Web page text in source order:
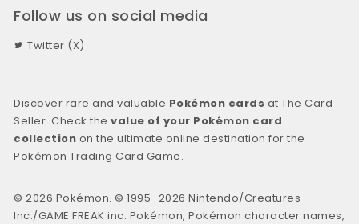
Follow us on social media
Twitter (X)
Discover rare and valuable Pokémon cards at The Card
Seller. Check thevalue of your Pokémon card
collection on the ultimate online destination for the
Pokémon Trading Card Game.
© 2026 Pokémon. © 1995–2026 Nintendo/Creatures
Inc./GAME FREAK inc. Pokémon, Pokémon character names,